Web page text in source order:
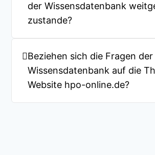
der Wissensdatenbank
zustande?
Beziehen sich die Fragen der
Wissensdatenbank auf die
Website hpo-online.de?